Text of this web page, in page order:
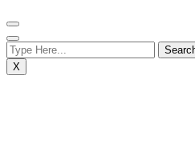
X